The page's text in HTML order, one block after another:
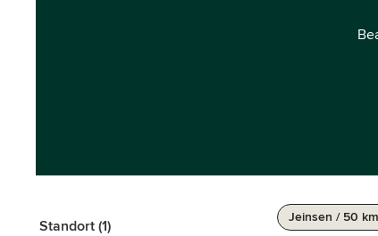
Standort (1)
Jeinsen / 50 km